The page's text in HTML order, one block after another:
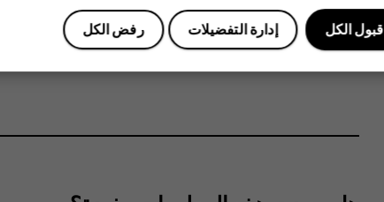
انقر فوق الحدث.
انقر فوقmore_vert
>حذف.
رفض الكل إدارة التفضيلات قبول الكل